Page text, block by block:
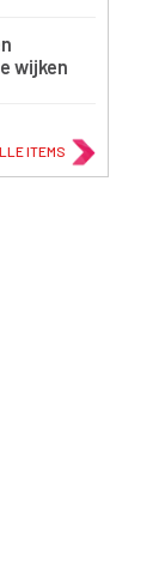
wijken
ITEMS